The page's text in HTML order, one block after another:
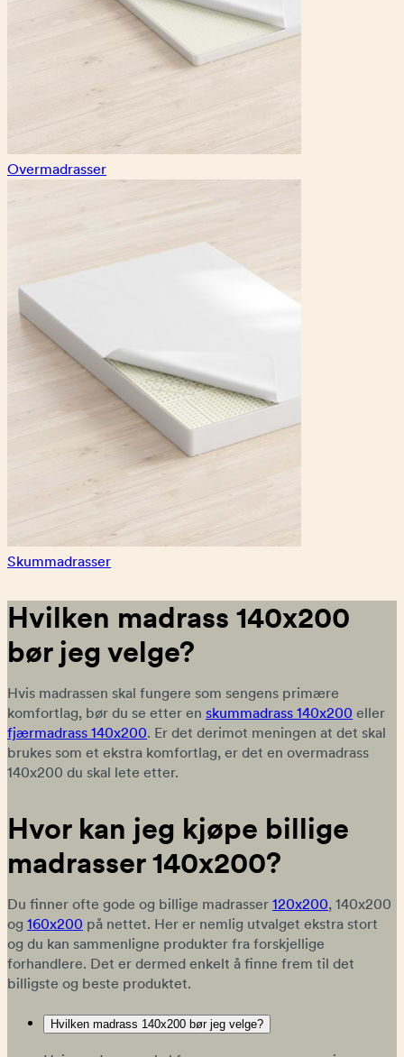
Overmadrasser
Skummadrasser
Hvilken madrass 140x200
bør jeg velge?
Hvis madrassen skal fungere som sengens primære
komfortlag, bør du se etter en skummadrass 140x200 eller
fjærmadrass 140x200. Er det derimot meningen at det skal
brukes som et ekstra komfortlag, er det en overmadrass
140x200 du skal lete etter.
Hvor kan jeg kjøpe billige
madrasser 140x200?
Du finner ofte gode og billige madrasser 120x200, 140x200
og 160x200 på nettet. Her er nemlig utvalget ekstra stort
og du kan sammenligne produkter fra forskjellige
forhandlere. Det er dermed enkelt å finne frem til det
billigste og beste produktet.
Hvilken madrass 140x200 bør jeg velge?